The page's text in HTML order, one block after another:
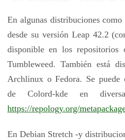
En algunas distribuciones como
desde su versión Leap 42.2
disponible en los repositorios
Tumbleweed. También está
Archlinux o Fedora. Se puede
de Colord-kde en
https://repology.org/
En Debian Stretch -y